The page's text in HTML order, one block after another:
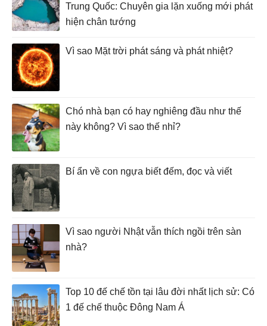
Trung Quốc: Chuyên gia lặn xuống mới phát
hiện chân tướng
Vì sao Mặt trời phát sáng và phát nhiệt?
Chó nhà bạn có hay nghiêng đầu như thế
này không? Vì sao thế nhỉ?
Bí ẩn về con ngựa biết đếm, đọc và viết
Vì sao người Nhật vẫn thích ngồi trên sàn
nhà?
Top 10 đế chế tồn tại lâu đời nhất lịch sử: Có
1 đế chế thuộc Đông Nam Á